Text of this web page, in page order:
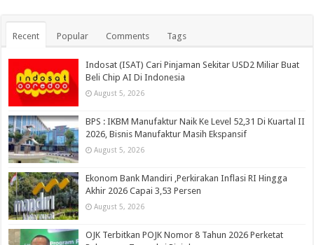
Recent Popular Comments Tags
Indosat (ISAT) Cari Pinjaman Sekitar USD2 Miliar Buat
Beli Chip AI Di Indonesia
August 5, 2026
BPS : IKBM Manufaktur Naik Ke Level 52,31 Di Kuartal II
2026, Bisnis Manufaktur Masih Ekspansif
August 5, 2026
Ekonom Bank Mandiri ,Perkirakan Inflasi RI Hingga
Akhir 2026 Capai 3,53 Persen
August 5, 2026
OJK Terbitkan POJK Nomor 8 Tahun 2026 Perketat